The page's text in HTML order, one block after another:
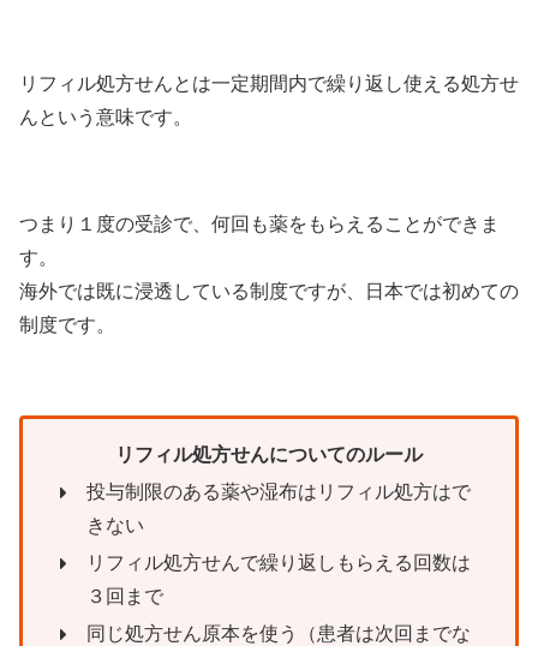
リフィル処方せんとは一定期間内で繰り返し使える処方せ
んという意味です。
つまり１度の受診で、何回も薬をもらえることができま
す。
海外では既に浸透している制度ですが、日本では初めての
制度です。
リフィル処方せんについてのルール
投与制限のある薬や湿布はリフィル処方はで
きない
リフィル処方せんで繰り返しもらえる回数は
３回まで
同じ処方せん原本を使う（患者は次回までな